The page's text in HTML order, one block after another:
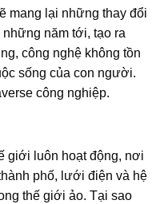
mang lại những thay đổi
năm tới, tạo ra
công nghệ không tồn
sống của con người.
công nghiệp.
giới luôn hoạt động, nơi
phố, lưới điện và hệ
thế giới ảo. Tại sao